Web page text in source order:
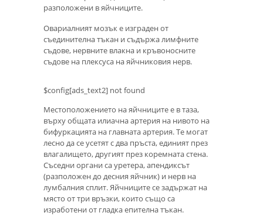
разположени в яйчниците.
Овариалният мозък е изграден от
съединителна тъкан и съдържа лимфните
съдове, нервните влакна и кръвоносните
съдове на плексуса на яйчниковия нерв.
$config[ads_text2] not found
Местоположението на яйчниците е в таза,
върху общата илиачна артерия на нивото на
бифуркацията на главната артерия. Те могат
лесно да се усетят с два пръста, единият през
влагалището, другият през коремната стена.
Съседни органи са уретера, апендиксът
(разположен до десния яйчник) и нерв на
лумбалния сплит. Яйчниците се задържат на
място от три връзки, които също са
изработени от гладка епителна тъкан.